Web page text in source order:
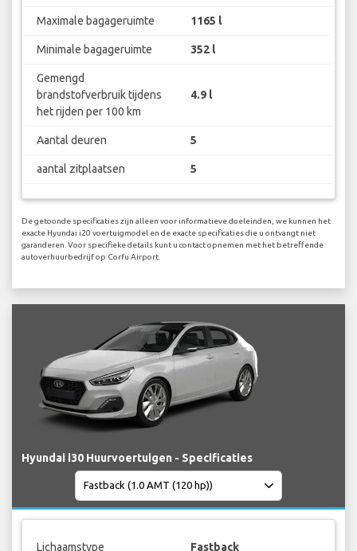
Maximale bagageruimte 1165 l
Minimale bagageruimte 352 l
Gemengd
brandstofverbruik tijdens
het rijden per 100 km
4.9 l
Aantal deuren 5
aantal zitplaatsen 5
De getoonde specificaties zijn alleen voor informatieve doeleinden, we kunnen het
exacte Hyundai i20 voertuigmodel en de exacte specificaties die u ontvangt niet
garanderen. Voor specifieke details kunt u contact opnemen met het betreffende
autoverhuurbedrijf op Corfu Airport.
Hyundai i30 Huurvoertuigen - Specificaties
Lichaamstype Fastback